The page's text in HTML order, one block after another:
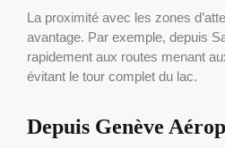
La proximité avec les zones
avantage. Par exemple, depuis
rapidement aux routes menant
évitant le tour complet du lac.
Depuis Genève